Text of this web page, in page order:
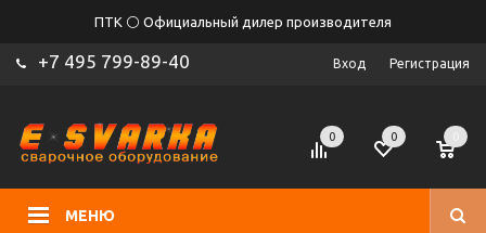
ПТК ⚪ Официальный дилер производителя
+7 495 799-89-40 Вход Регистрация
МЕНЮ
0 0